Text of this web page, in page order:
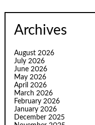
Archives
August 2026
July 2026
June 2026
May 2026
April 2026
March 2026
February 2026
January 2026
December 2025